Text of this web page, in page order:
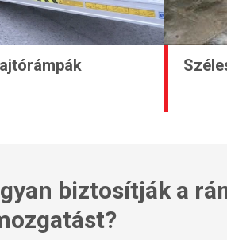
biztosítják a